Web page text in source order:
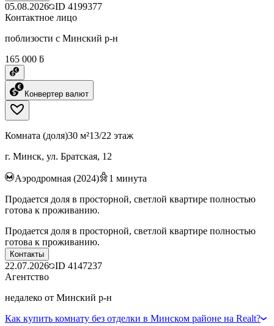
05.08.2026 ID 4199377
Контактное лицо
поблизости с Минский р-н
165 000 ƃ
Конвертер валют
Комната (доля)30 м²13/22 этаж
г. Минск, ул. Братская, 12
Аэродромная (2024) 1 минута
Продается доля в просторной, светлой квартире полностью
готова к проживанию.
Продается доля в просторной, светлой квартире полностью
готова к проживанию.
Контакты
22.07.2026 ID 4147237
Агентство
недалеко от Минский р-н
Как купить комнату без отделки в Минском районе на Realt?